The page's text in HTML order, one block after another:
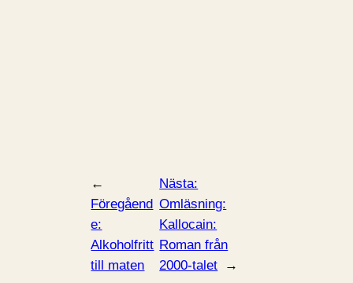
←
Föregåend
e:
Alkoholfritt
till maten
Nästa:
Omläsning:
Kallocain:
Roman från
2000-talet
→